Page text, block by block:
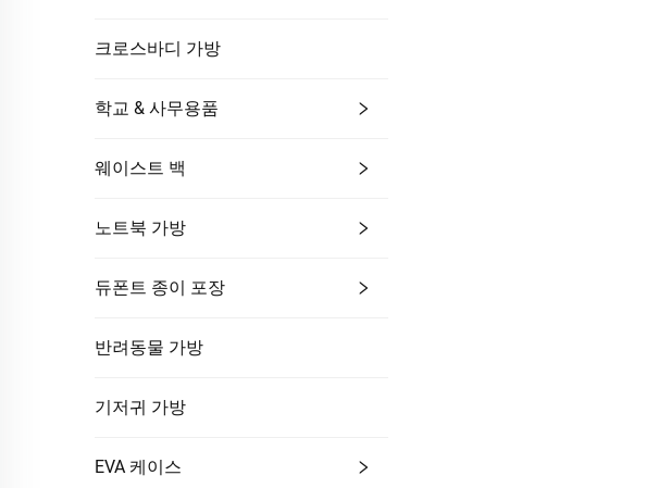
크로스바디 가방
학교 & 사무용품
웨이스트 백
노트북 가방
듀폰트 종이 포장
반려동물 가방
기저귀 가방
EVA 케이스